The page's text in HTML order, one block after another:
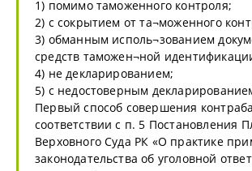
1) помимо таможенного контроля;
2) с сокрытием от та¬моженного
3) обманным исполь¬зованием
средств таможен¬ной
4) не декларированием;
5) с недостоверным
Первый способ совершения
соответствии с п. 5 Постановления
Верховного Суда РК «О практике
законодательства об уголовной